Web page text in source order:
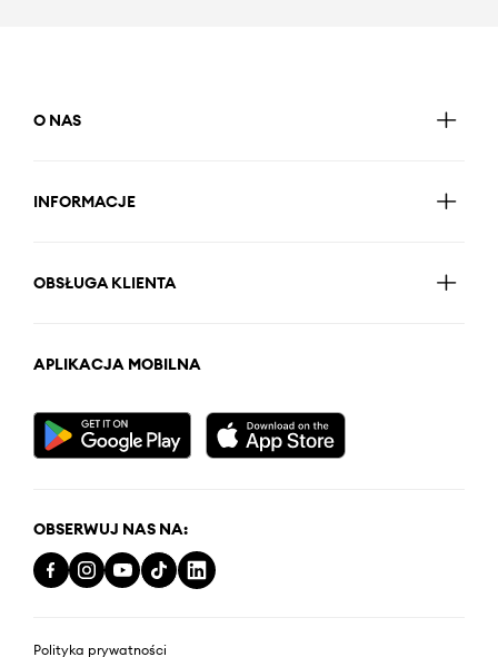
O NAS
INFORMACJE
OBSŁUGA KLIENTA
APLIKACJA MOBILNA
OBSERWUJ NAS NA:
Polityka prywatności